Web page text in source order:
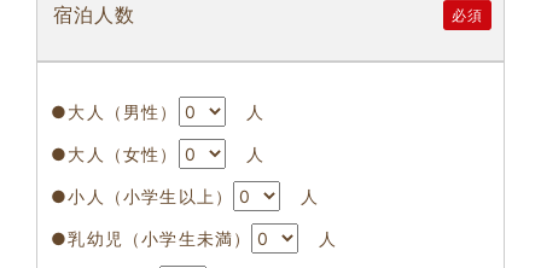
宿泊人数 必須
●大人（男性） 人
●大人（女性） 人
●小人（小学生以上） 人
●乳幼児（小学生未満） 人